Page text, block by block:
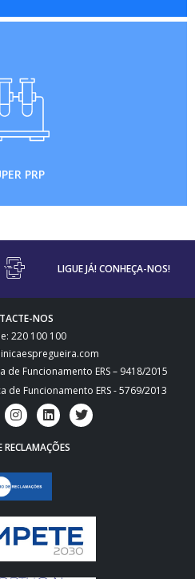
PRP
LIGUE JÁ! CONHEÇA-NOS!
NOS
220 100 100
de Funcionamento ERS – 9418/2015
de Funcionamento ERS - 5769/2013
RECLAMAÇÕES